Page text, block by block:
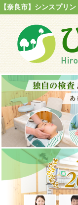
【奈良市】シンスプリ